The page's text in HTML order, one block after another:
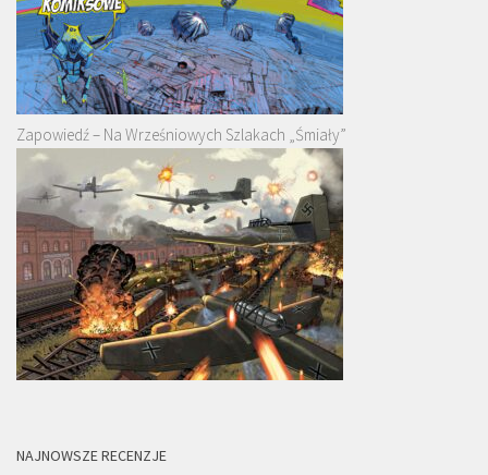
Zapowiedź – Na Wrześniowych Szlakach „Śmiały”
NAJNOWSZE RECENZJE